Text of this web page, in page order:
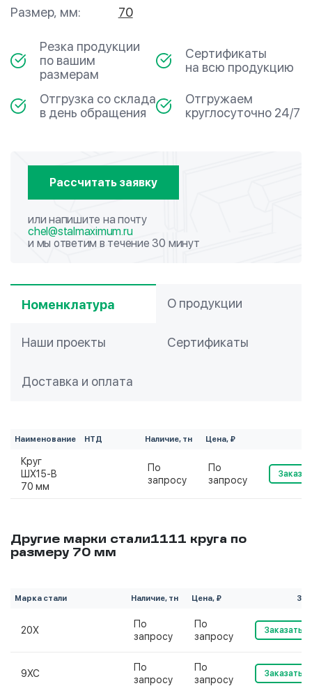
Размер, мм:
70
Резка продукции
по вашим
размерам
Сертификаты
на всю продукцию
Отгрузка со склада
в день обращения
Отгружаем
круглосуточно 24/7
Рассчитать заявку
или напишите на почту
chel@stalmaximum.ru
и мы ответим в течение 30 минут
Номенклатура О продукции
Наши проекты Сертификаты
Доставка и оплата
Наименование НТД Наличие, тн Цена, ₽
Круг
ШХ15-В
70 мм
По
запросу
По
запросу
Другие марки стали1111 круга по
размеру 70 мм
Марка стали Наличие, тн Цена, ₽
20Х
По
запросу
По
запросу
Заказать
9ХС
По
запросу
По
запросу
Заказать